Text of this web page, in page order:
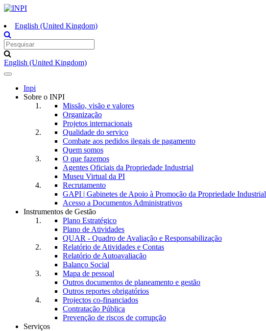
English (United Kingdom)
English (United Kingdom)
Toggle
navigation
Inpi
Sobre o INPI
Missão, visão e valores
Organização
Projetos internacionais
Qualidade do serviço
Combate aos pedidos ilegais de pagamento
Quem somos
O que fazemos
Agentes Oficiais da Propriedade Industrial
Museu Virtual da PI
Recrutamento
GAPI | Gabinetes de Apoio à Promoção da Propriedade Industrial
Acesso a Documentos Administrativos
Instrumentos de Gestão
Plano Estratégico
Plano de Atividades
QUAR - Quadro de Avaliação e Responsabilização
Relatório de Atividades e Contas
Relatório de Autoavaliação
Balanço Social
Mapa de pessoal
Outros documentos de planeamento e gestão
Outros reportes obrigatórios
Projectos co-financiados
Contratação Pública
Prevenção de riscos de corrupção
Serviços